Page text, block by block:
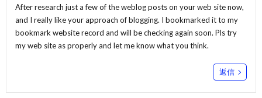
After research just a few of the weblog posts on your web site now,
and I really like your approach of blogging. I bookmarked it to my
bookmark website record and will be checking again soon. Pls try
my web site as properly and let me know what you think.
返信